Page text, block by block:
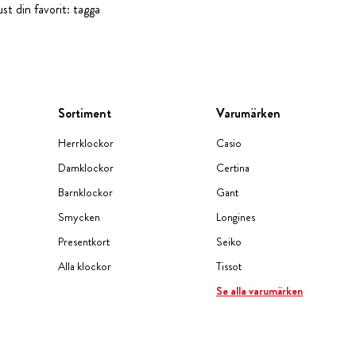
din favorit: tagga
Sortiment
Herrklockor
Damklockor
Barnklockor
Smycken
Presentkort
Alla klockor
Varumärken
Casio
Certina
Gant
Longines
Seiko
Tissot
Se alla varumärken